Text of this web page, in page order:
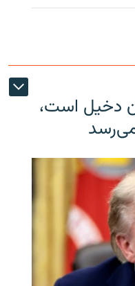
دخیل است،